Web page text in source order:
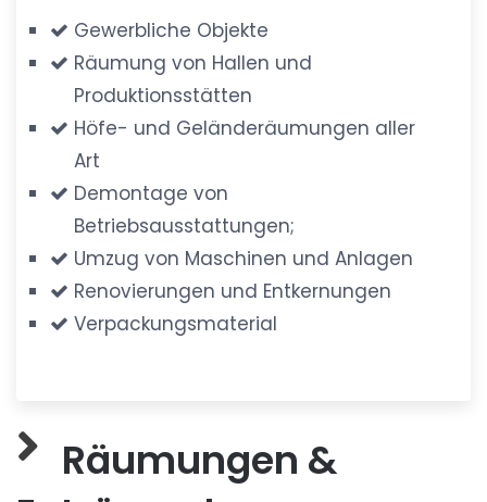
Gewerbliche Objekte
Räumung von Hallen und
Produktionsstätten
Höfe- und Geländeräumungen aller
Art
Demontage von
Betriebsausstattungen;
Umzug von Maschinen und Anlagen
Renovierungen und Entkernungen
Verpackungsmaterial
Räumungen &